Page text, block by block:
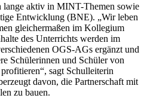
lange aktiv in MINT-Themen sowie
Entwicklung (BNE). „Wir leben
gleichermaßen im Kollegium
des Unterrichts werden im
OGS-AGs ergänzt und
Schülerinnen und Schüler von
sagt Schulleiterin
davon, die Partnerschaft mit
zu bauen.